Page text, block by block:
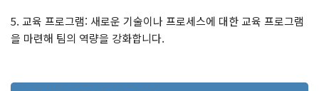
5. 교육 프로그램: 새로운 기술이나 프로세스에 대한 교육 프로그램
을 마련해 팀의 역량을 강화합니다.